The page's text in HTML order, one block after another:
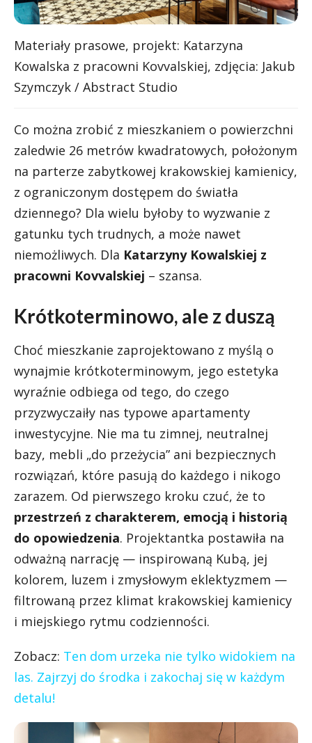
Materiały prasowe, projekt: Katarzyna
Kowalska z pracowni Kovvalskiej, zdjęcia: Jakub
Szymczyk / Abstract Studio
Co można zrobić z mieszkaniem o powierzchni
zaledwie 26 metrów kwadratowych, położonym
na parterze zabytkowej krakowskiej kamienicy,
z ograniczonym dostępem do światła
dziennego? Dla wielu byłoby to wyzwanie z
gatunku tych trudnych, a może nawet
niemożliwych. Dla Katarzyny Kowalskiej z
pracowni Kovvalskiej – szansa.
Krótkoterminowo, ale z duszą
Choć mieszkanie zaprojektowano z myślą o
wynajmie krótkoterminowym, jego estetyka
wyraźnie odbiega od tego, do czego
przyzwyczaiły nas typowe apartamenty
inwestycyjne. Nie ma tu zimnej, neutralnej
bazy, mebli „do przeżycia” ani bezpiecznych
rozwiązań, które pasują do każdego i nikogo
zarazem. Od pierwszego kroku czuć, że to
przestrzeń z charakterem, emocją i historią
do opowiedzenia. Projektantka postawiła na
odważną narrację — inspirowaną Kubą, jej
kolorem, luzem i zmysłowym eklektyzmem —
filtrowaną przez klimat krakowskiej kamienicy
i miejskiego rytmu codzienności.
Zobacz: Ten dom urzeka nie tylko widokiem na
las. Zajrzyj do środka i zakochaj się w każdym
detalu!